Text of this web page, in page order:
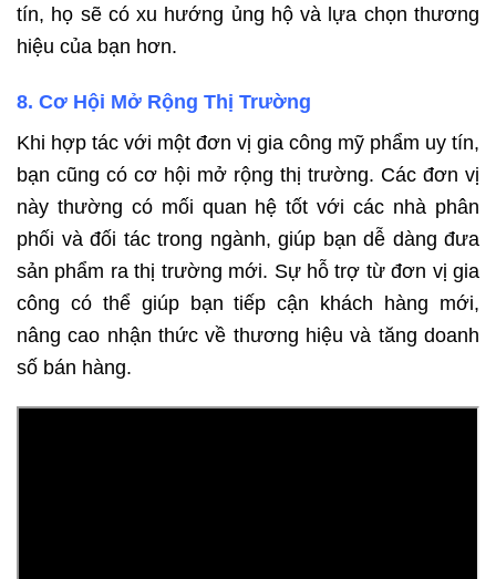
tín, họ sẽ có xu hướng ủng hộ và lựa chọn thương
hiệu của bạn hơn.
8. Cơ Hội Mở Rộng Thị Trường
Khi hợp tác với một đơn vị gia công mỹ phẩm uy tín,
bạn cũng có cơ hội mở rộng thị trường. Các đơn vị
này thường có mối quan hệ tốt với các nhà phân
phối và đối tác trong ngành, giúp bạn dễ dàng đưa
sản phẩm ra thị trường mới. Sự hỗ trợ từ đơn vị gia
công có thể giúp bạn tiếp cận khách hàng mới,
nâng cao nhận thức về thương hiệu và tăng doanh
số bán hàng.